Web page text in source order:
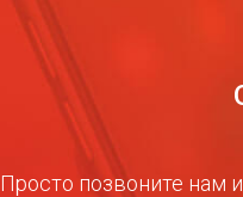
Просто позвоните нам